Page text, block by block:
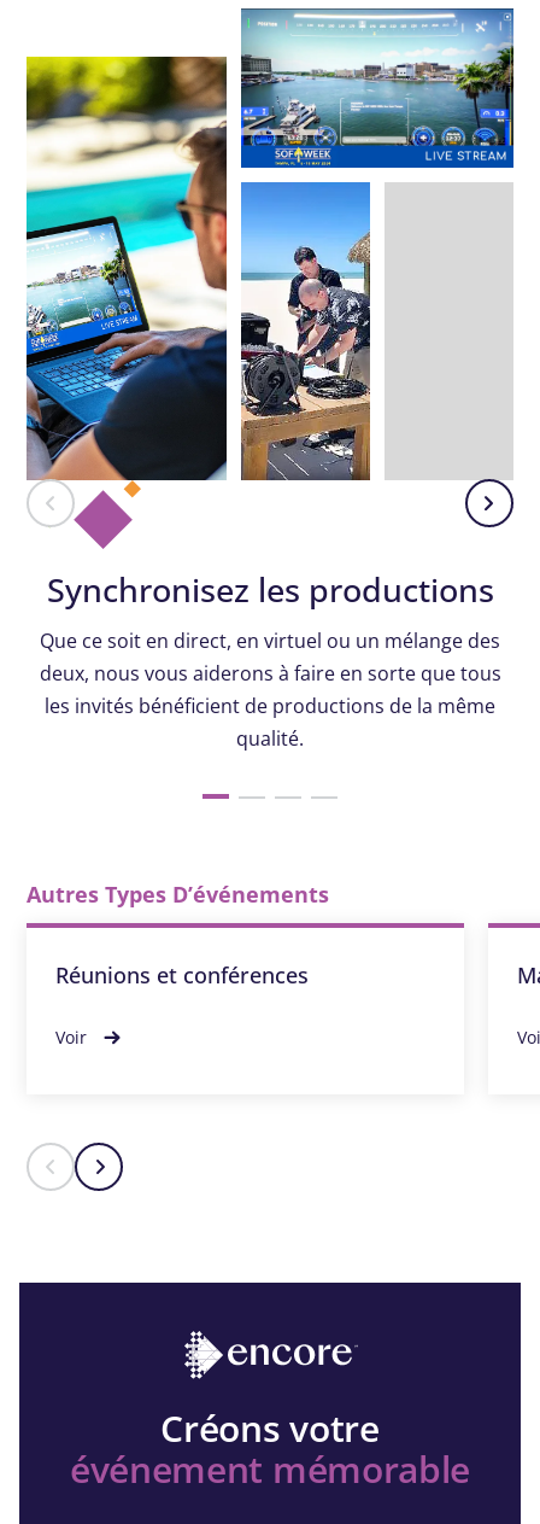
Synchronisez les productions
Que ce soit en direct, en virtuel ou un mélange des
deux, nous vous aiderons à faire en sorte que tous
les invités bénéficient de productions de la même
qualité.
Autres Types D’événements
Réunions et conférences
Voir
Créons votre
événement mémorable